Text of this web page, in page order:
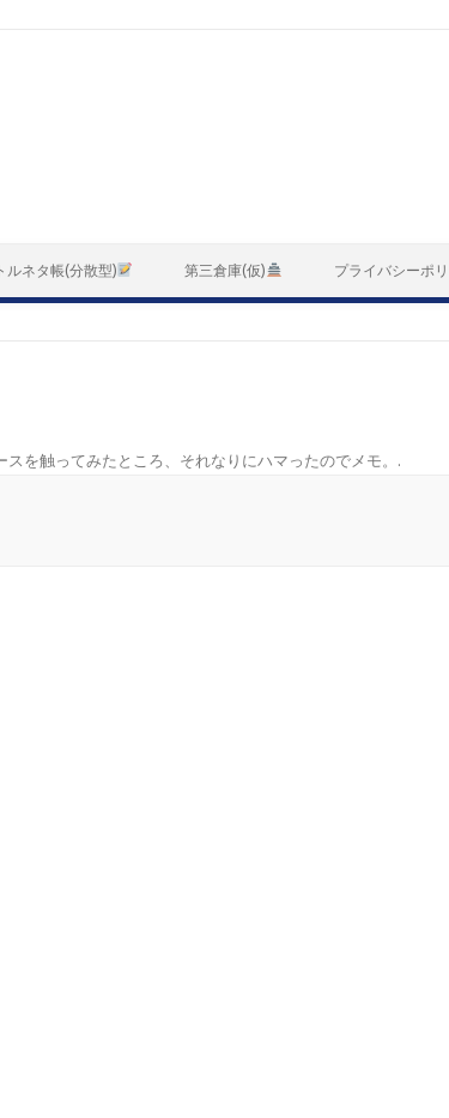
ルネタ帳(分散型) 第三倉庫(仮) プライバシーポ
を触ってみたところ、それなりにハマったのでメモ。 .